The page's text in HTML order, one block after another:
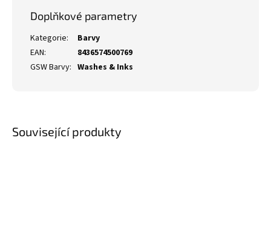
Související produkty
Doplňkové parametry
Kategorie:
Barvy
EAN:
8436574500769
GSW Barvy: Washes & Inks